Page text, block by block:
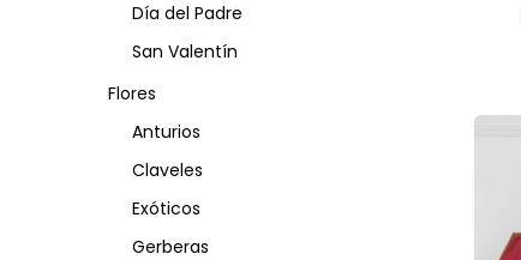
Día del Padre
San Valentín
Flores
Anturios
Claveles
Exóticos
Gerberas